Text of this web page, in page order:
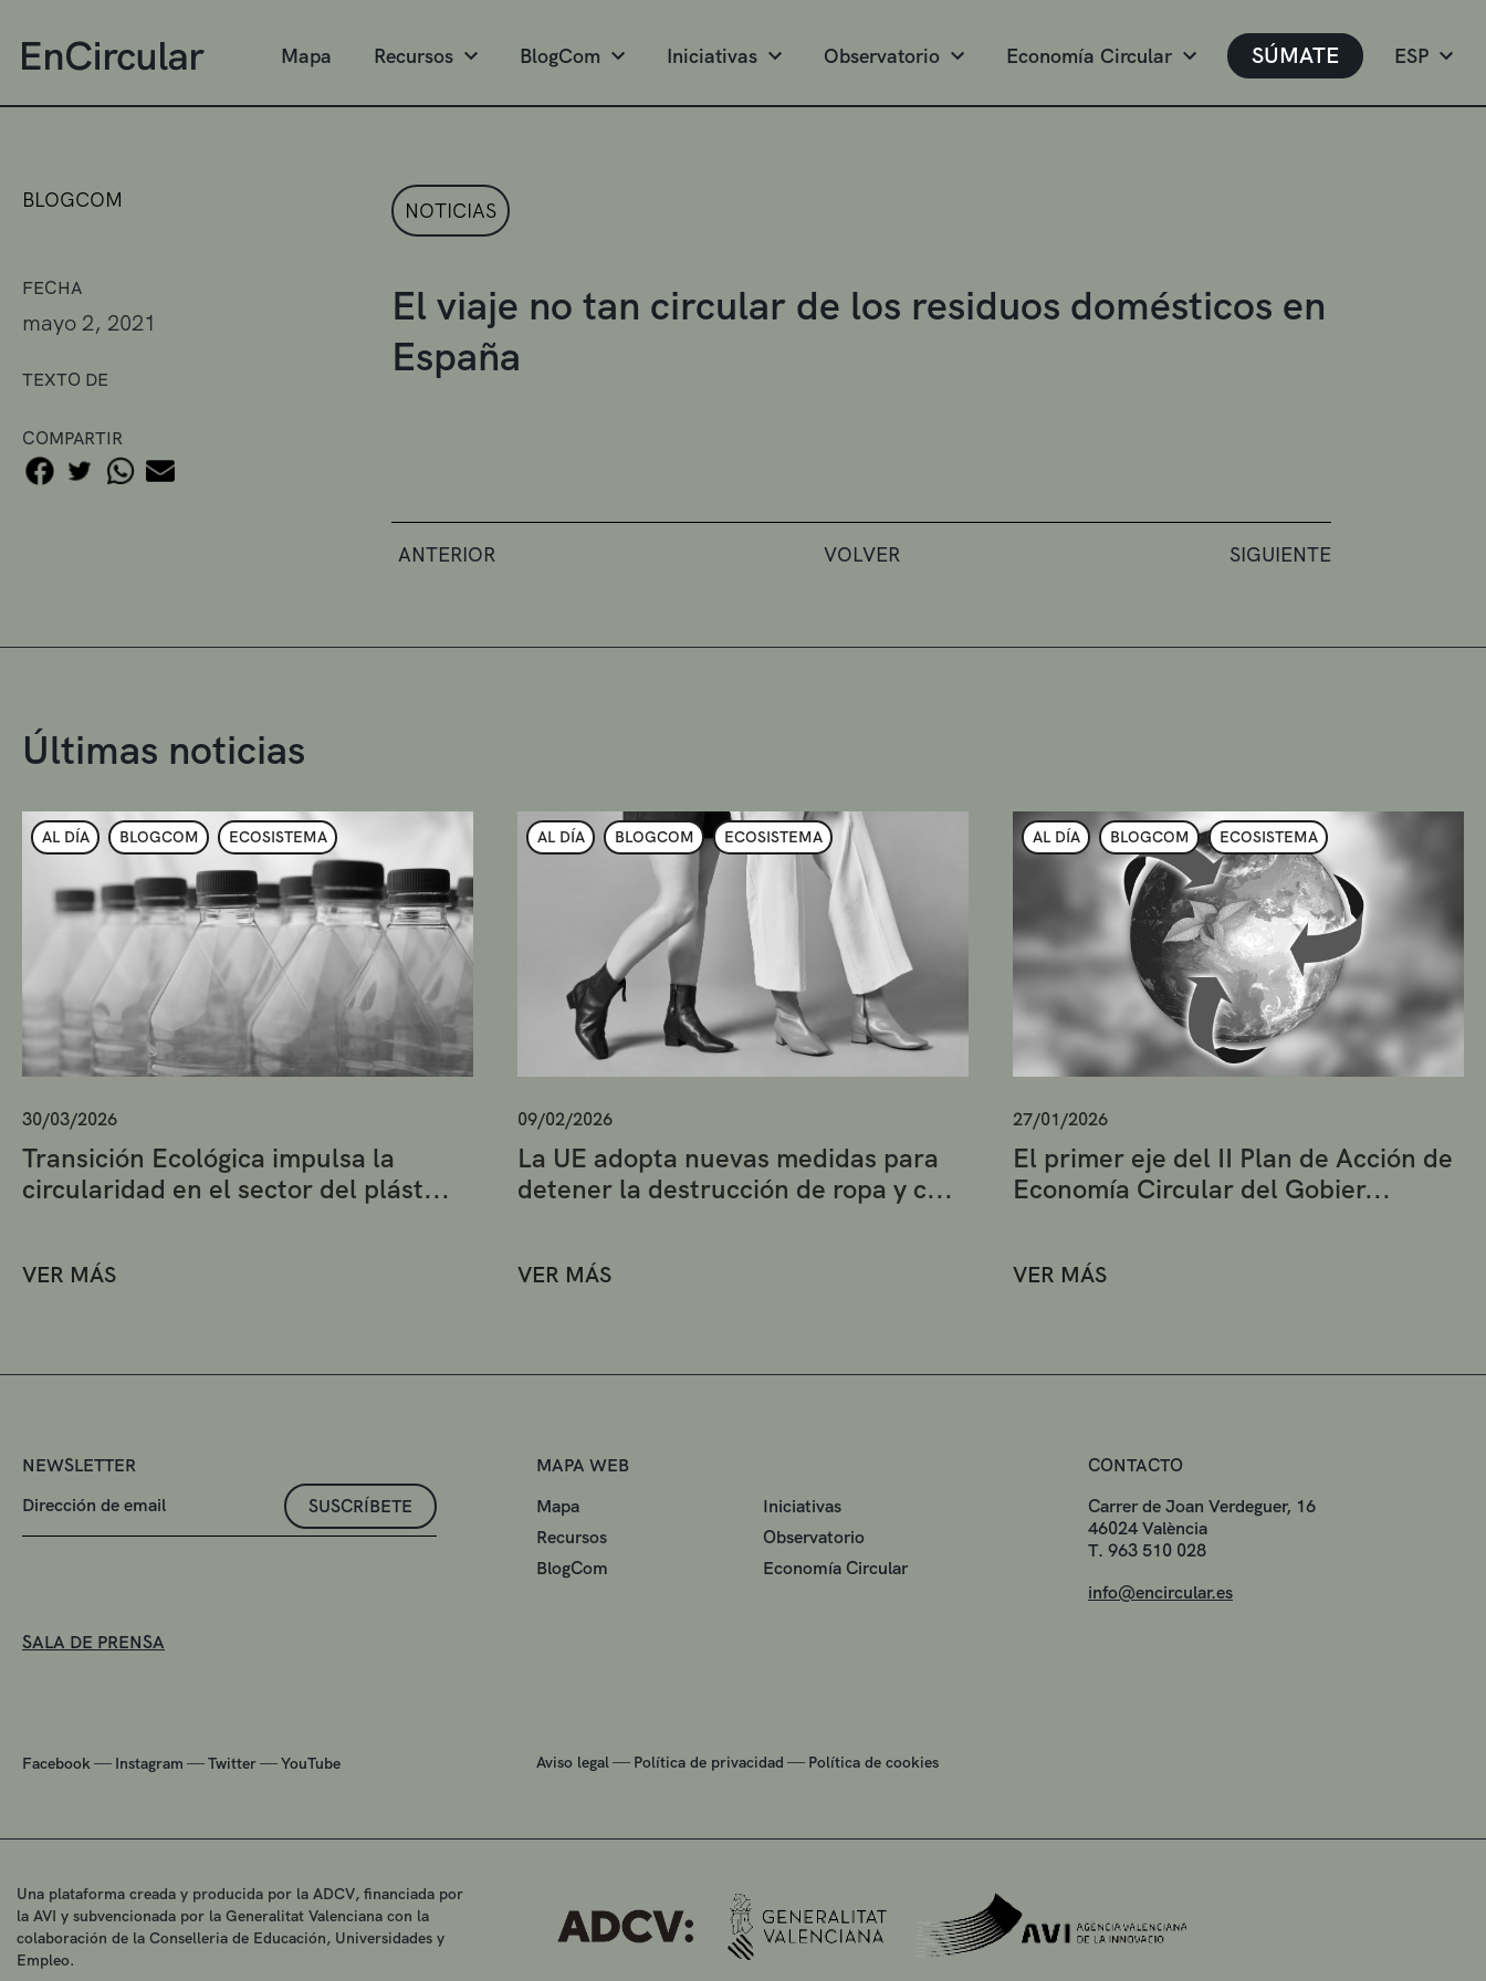
Mapa Recursos BlogCom Iniciativas Observatorio Economía Circular SÚMATE ESP
BLOGCOM
FECHA
mayo 2, 2021
TEXTO DE
COMPARTIR
NOTICIAS
El viaje no tan circular de los residuos domésticos en
España
ANTERIOR VOLVER SIGUIENTE
Últimas noticias
AL DÍA BLOGCOM ECOSISTEMA
30/03/2026
Transición Ecológica impulsa la
circularidad en el sector del plást...
VER MÁS
AL DÍA BLOGCOM ECOSISTEMA
09/02/2026
La UE adopta nuevas medidas para
detener la destrucción de ropa y c...
VER MÁS
AL DÍA BLOGCOM ECOSISTEMA
27/01/2026
El primer eje del II Plan de Acción de
Economía Circular del Gobier...
VER MÁS
NEWSLETTER
SUSCRÍBETE
SALA DE PRENSA
Facebook — Instagram —Twitter—YouTube
MAPA WEB
Mapa
Iniciativas
Recursos
Observatorio
BlogCom
Economía Circular
Aviso legal — Política de privacidad — Política de cookies
CONTACTO
Carrer de Joan Verdeguer, 16
46024 València
T. 963 510 028
info@encircular.es
Una plataforma creada y producida por la ADCV, financiada por
la AVI y subvencionada por la Generalitat Valenciana con la
colaboración de la Conselleria de Educación, Universidades y
Empleo.